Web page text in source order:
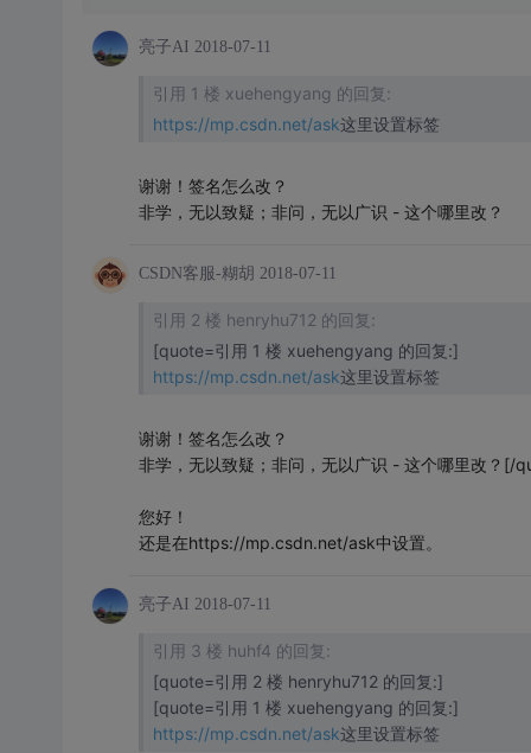
亮子AI 2018-07-11
引用 1 楼 xuehengyang 的回复:
https://mp.csdn.net/ask这里设置标签
谢谢！签名怎么改？
非学，无以致疑；非问，无以广识 - 这个哪里改？
CSDN客服-糊胡 2018-07-11
引用 2 楼 henryhu712 的回复:
[quote=引用 1 楼 xuehengyang 的回复:]
https://mp.csdn.net/ask这里设置标签
谢谢！签名怎么改？
非学，无以致疑；非问，无以广识 - 这个哪里改？[/
您好！
还是在https://mp.csdn.net/ask中设置。
亮子AI 2018-07-11
引用 3 楼 huhf4 的回复:
[quote=引用 2 楼 henryhu712 的回复:]
[quote=引用 1 楼 xuehengyang 的回复:]
https://mp.csdn.net/ask这里设置标签